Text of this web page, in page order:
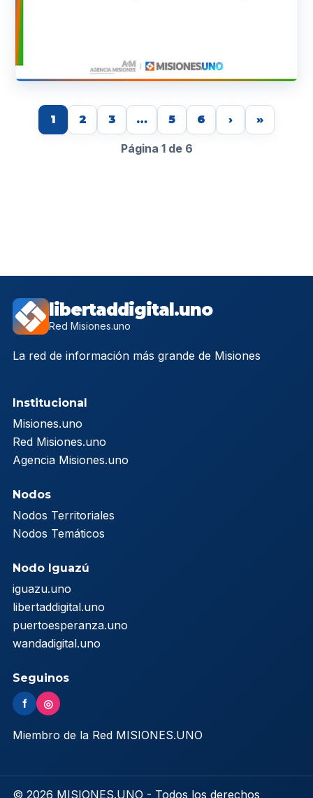
1 2 3 … 5 6 › »
Página 1 de 6
libertaddigital.uno
Red Misiones.uno
La red de información más grande de Misiones
Institucional
Misiones.uno
Red Misiones.uno
Agencia Misiones.uno
Nodos
Nodos Territoriales
Nodos Temáticos
Nodo Iguazú
iguazu.uno
libertaddigital.uno
puertoesperanza.uno
wandadigital.uno
Seguinos
f ◎
Miembro de la Red MISIONES.UNO
© 2026 MISIONES.UNO - Todos los derechos